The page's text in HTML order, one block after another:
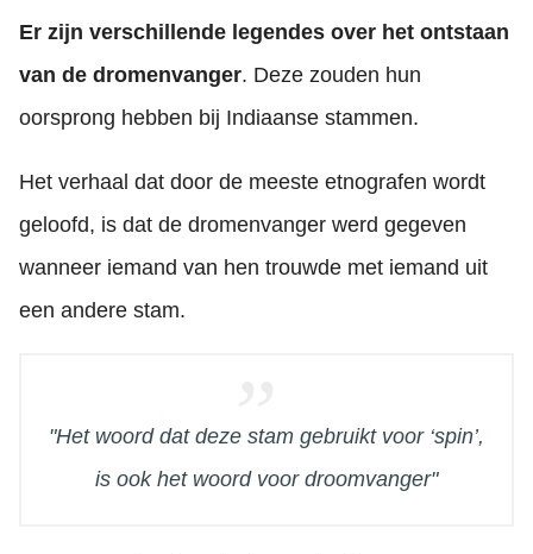
Er zijn verschillende legendes over het ontstaan
van de dromenvanger. Deze zouden hun
oorsprong hebben bij Indiaanse stammen.
Het verhaal dat door de meeste etnografen wordt
geloofd, is dat de dromenvanger werd gegeven
wanneer iemand van hen trouwde met iemand uit
een andere stam.
"Het woord dat deze stam gebruikt voor ‘spin’,
is ook het woord voor droomvanger"